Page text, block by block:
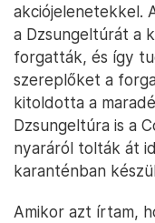
akciójelenetekkel.
a Dzsungeltúrát a
forgatták, és így
szereplőket a
kitoldotta a
Dzsungeltúra is a
nyaráról tolták át
karanténban
Amikor azt írtam,